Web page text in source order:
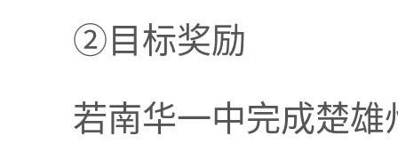
②目标奖励
若南华一中完成楚